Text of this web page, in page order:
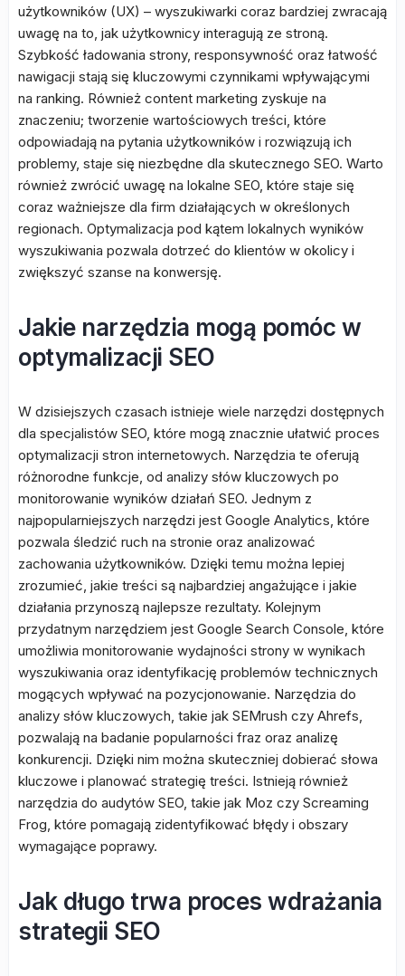
użytkowników (UX) – wyszukiwarki coraz bardziej zwracają
uwagę na to, jak użytkownicy interagują ze stroną.
Szybkość ładowania strony, responsywność oraz łatwość
nawigacji stają się kluczowymi czynnikami wpływającymi
na ranking. Również content marketing zyskuje na
znaczeniu; tworzenie wartościowych treści, które
odpowiadają na pytania użytkowników i rozwiązują ich
problemy, staje się niezbędne dla skutecznego SEO. Warto
również zwrócić uwagę na lokalne SEO, które staje się
coraz ważniejsze dla firm działających w określonych
regionach. Optymalizacja pod kątem lokalnych wyników
wyszukiwania pozwala dotrzeć do klientów w okolicy i
zwiększyć szanse na konwersję.
Jakie narzędzia mogą pomóc w
optymalizacji SEO
W dzisiejszych czasach istnieje wiele narzędzi dostępnych
dla specjalistów SEO, które mogą znacznie ułatwić proces
optymalizacji stron internetowych. Narzędzia te oferują
różnorodne funkcje, od analizy słów kluczowych po
monitorowanie wyników działań SEO. Jednym z
najpopularniejszych narzędzi jest Google Analytics, które
pozwala śledzić ruch na stronie oraz analizować
zachowania użytkowników. Dzięki temu można lepiej
zrozumieć, jakie treści są najbardziej angażujące i jakie
działania przynoszą najlepsze rezultaty. Kolejnym
przydatnym narzędziem jest Google Search Console, które
umożliwia monitorowanie wydajności strony w wynikach
wyszukiwania oraz identyfikację problemów technicznych
mogących wpływać na pozycjonowanie. Narzędzia do
analizy słów kluczowych, takie jak SEMrush czy Ahrefs,
pozwalają na badanie popularności fraz oraz analizę
konkurencji. Dzięki nim można skuteczniej dobierać słowa
kluczowe i planować strategię treści. Istnieją również
narzędzia do audytów SEO, takie jak Moz czy Screaming
Frog, które pomagają zidentyfikować błędy i obszary
wymagające poprawy.
Jak długo trwa proces wdrażania
strategii SEO